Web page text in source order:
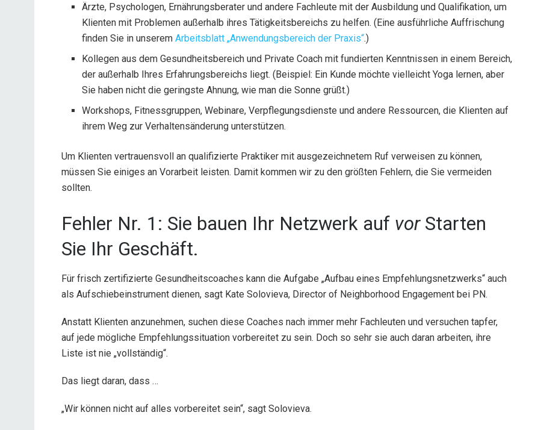
Ärzte, Psychologen, Ernährungsberater und andere Fachleute mit der Ausbildung und Qualifikation, um
Klienten mit Problemen außerhalb ihres Tätigkeitsbereichs zu helfen. (Eine ausführliche Auffrischung
finden Sie in unseremArbeitsblatt „Anwendungsbereich der Praxis“.)
Kollegen aus dem Gesundheitsbereich und Private Coach mit fundierten Kenntnissen in einem Bereich,
der außerhalb Ihres Erfahrungsbereichs liegt. (Beispiel: Ein Kunde möchte vielleicht Yoga lernen, aber
Sie haben nicht die geringste Ahnung, wie man die Sonne grüßt.)
Workshops, Fitnessgruppen, Webinare, Verpflegungsdienste und andere Ressourcen, die Klienten auf
ihrem Weg zur Verhaltensänderung unterstützen.
Um Klienten vertrauensvoll an qualifizierte Praktiker mit ausgezeichnetem Ruf verweisen zu können,
müssen Sie einiges an Vorarbeit leisten. Damit kommen wir zu den größten Fehlern, die Sie vermeiden
sollten.
Fehler Nr. 1: Sie bauen Ihr Netzwerk auf vorStarten
Sie Ihr Geschäft.
Für frisch zertifizierte Gesundheitscoaches kann die Aufgabe „Aufbau eines Empfehlungsnetzwerks“ auch
als Aufschiebeinstrument dienen, sagt Kate Solovieva, Director of Neighborhood Engagement bei PN.
Anstatt Klienten anzunehmen, suchen diese Coaches nach immer mehr Fachleuten und versuchen tapfer,
auf jede mögliche Empfehlungssituation vorbereitet zu sein. Doch so sehr sie auch daran arbeiten, ihre
Liste ist nie „vollständig“.
Das liegt daran, dass …
„Wir können nicht auf alles vorbereitet sein“, sagt Solovieva.